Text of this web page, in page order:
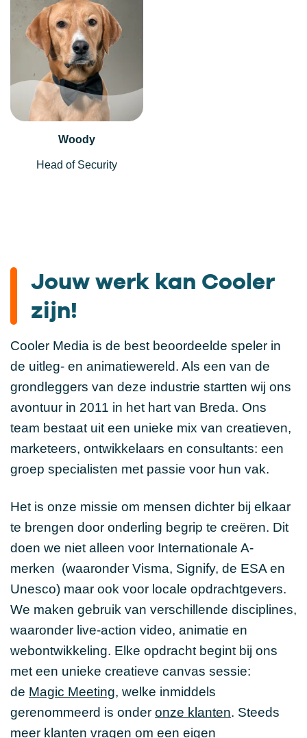
Woody
Head of Security
Jouw werk kan Cooler
zijn!
Cooler Media is de best beoordeelde speler in
de uitleg- en animatiewereld. Als een van de
grondleggers van deze industrie startten wij ons
avontuur in 2011 in het hart van Breda. Ons
team bestaat uit een unieke mix van creatieven,
marketeers, ontwikkelaars en consultants: een
groep specialisten met passie voor hun vak.
Het is onze missie om mensen dichter bij elkaar
te brengen door onderling begrip te creëren. Dit
doen we niet alleen voor Internationale A-
merken (waaronder Visma, Signify, de ESA en
Unesco) maar ook voor locale opdrachtgevers.
We maken gebruik van verschillende disciplines,
waaronder live-action video, animatie en
webontwikkeling. Elke opdracht begint bij ons
met een unieke creatieve canvas sessie:
de Magic Meeting, welke inmiddels
gerenommeerd is onder onze klanten. Steeds
meer klanten vragen om een eigen